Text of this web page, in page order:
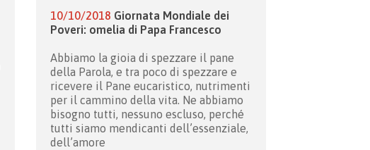
10/10/2018 Giornata Mondiale dei
Poveri: omelia di Papa Francesco
Abbiamo la gioia di spezzare il pane
della Parola, e tra poco di spezzare e
ricevere il Pane eucaristico, nutrimenti
per il cammino della vita. Ne abbiamo
bisogno tutti, nessuno escluso, perché
tutti siamo mendicanti dell’essenziale,
dell’amore